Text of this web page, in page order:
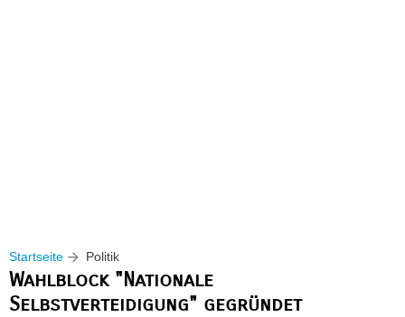
Startseite Politik
Wahlblock "Nationale
Selbstverteidigung" gegründet